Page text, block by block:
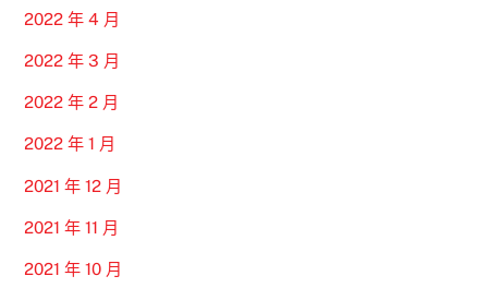
2022 年 4 月
2022 年 3 月
2022 年 2 月
2022 年 1 月
2021 年 12 月
2021 年 11 月
2021 年 10 月